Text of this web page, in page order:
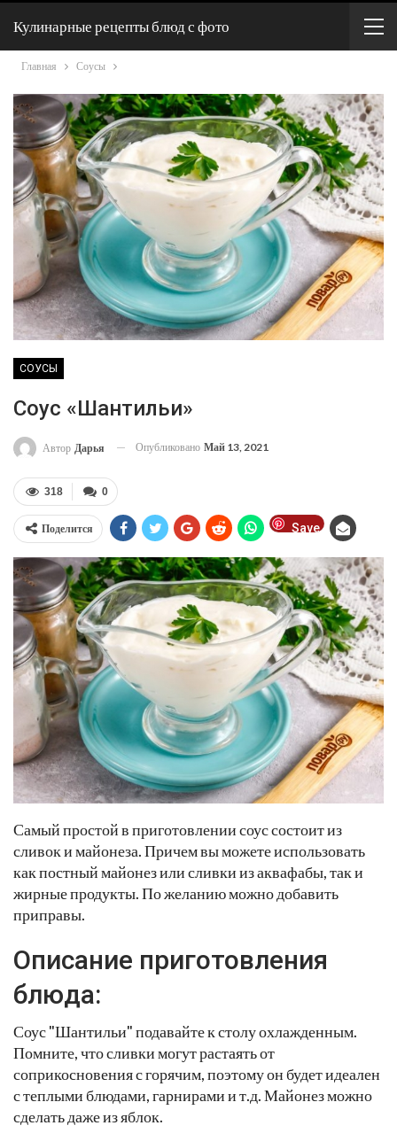
Кулинарные рецепты блюд с фото
Главная Соусы
СОУСЫ
Соус «Шантильи»
Автор Дарья Опубликовано Май 13, 2021
0
318
Поделится Save
Самый простой в приготовлении соус состоит из
сливок и майонеза. Причем вы можете использовать
как постный майонез или сливки из аквафабы, так и
жирные продукты. По желанию можно добавить
приправы.
Описание приготовления
блюда:
Соус "Шантильи" подавайте к столу охлажденным.
Помните, что сливки могут растаять от
соприкосновения с горячим, поэтому он будет идеален
с теплыми блюдами, гарнирами и т.д. Майонез можно
сделать даже из яблок.